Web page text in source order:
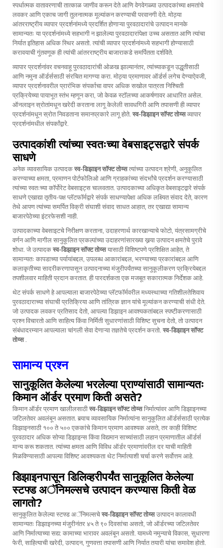
स्पर्धात्मक वातावरणाची तात्काळ जाणीव करून देते आणि वेगवेगळ्या उत्पादकांच्या क्षमतांचे
लवकर आणि एकाच जागी तुलनात्मक मूल्यांकन करण्याची परवानगी देते. मोठ्या
आंतरराष्ट्रीय व्यापार प्रदर्शनांमध्ये प्रदर्शित होणाऱ्या पुरवठादारांचे उत्पादन मानके
सामान्यतः या प्रदर्शनांमध्ये सहभागी न झालेल्या पुरवठादारांपेक्षा उच्च असतात आणि त्यांचा
निर्यात इतिहास अधिक स्थिर असतो. त्यांची व्यापार प्रदर्शनांमध्ये सहभागी होण्यासाठी
करावयाची गुंतवणूक ही त्यांची आंतरराष्ट्रीय बाजाराकडे समर्पितता दर्शविते.
व्यापार प्रदर्शनांवर वचनवाहू पुरवठादारांची ओळख झाल्यानंतर, त्यांच्याकडून उद्धृतीसाठी
आणि नमुना ऑर्डर्ससाठी संरचित मागण्या करा. मोठ्या प्रमाणावर ऑर्डर्स लगेच देण्याऐवजी,
व्यापार प्रदर्शनावरील प्रारंभिक संपर्काचा वापर अधिक सखोल पात्रता निश्चिती
प्रक्रियेच्या पायाभूत स्तंभ म्हणून करा, जो केवळ स्टॉलच्या आकर्षणावर आधारित असेल.
ऑनलाइन स्रोतांमधून खरेदी करताना लागू केलेली सावधगिरी आणि तपासणी ही व्यापार
प्रदर्शनांमधून स्रोत निवडताना समानप्रकारे लागू होते. स्व-डिझाइन सॉफ्ट तोय्सव्यापार
प्रदर्शनांमधील संपर्कांद्वारे.
उत्पादकांशी त्यांच्या स्वतःच्या वेबसाइट्सद्वारे संपर्क
साधणे
अनेक व्यावसायिक उत्पादकस्व-डिझाइन सॉफ्ट तोय्सत्यांच्या उत्पादन श्रेणी, अनुकूलित
करण्याच्या क्षमता, प्रमाणन पोर्टफोलिओ आणि ग्राहकांच्या संदर्भांचे प्रदर्शन करण्यासाठी
त्यांच्या स्वतःच्या कॉर्पोरेट वेबसाइट्स चालवतात. उत्पादकाच्या अधिकृत वेबसाइटद्वारे संपर्क
साधणे एखाद्या तृतीय-पक्ष प्लॅटफॉर्मद्वारे संपर्क साधण्यापेक्षा अधिक लक्ष्यित संवाद देते, कारण
तेथे आपण त्यांच्या समर्पित विक्री संघाशी संवाद साधत आहात, तर एखाद्या सामान्य
बाजारपेठेच्या इंटरफेसशी नाही.
उत्पादकाच्या वेबसाइटचे निरीक्षण करताना, उदाहरणार्थ कारखान्याचे फोटो, यंत्रसामग्रीचे
वर्णन आणि मागील सानुकूलित प्रकल्पांच्या उदाहरणांसारख्या खर्‍या उत्पादन क्षमतेचे पुरावे
शोधा. जे उत्पादकस्व-डिझाइन सॉफ्ट तोय्सयासाठी विशिष्टपणे प्रशिक्षित आहेत, ते
सामान्यतः कापडाच्या पर्यायांबद्दल, उपलब्ध आकारांबद्दल, भरण्याच्या प्रकारांबद्दल आणि
कलाकृतीच्या सादरीकरणापासून उत्पादनाच्या मंजुरीपर्यंतच्या सानुकूलीकरण प्रक्रियेबद्दल
तपशीलवार माहिती प्रदान करतात. ही पारदर्शकता एक मजबूत सकारात्मक निर्देशक आहे.
थेट संपर्क साधणे हे आपल्याला बाजारपेठेच्या प्लॅटफॉर्मवरील मध्यस्थाच्या गतिशीलतेशिवाय
पुरवठादाराच्या संघाची प्रतिक्रिया आणि तांत्रिक ज्ञान यांचे मूल्यांकन करण्याची संधी देते.
जो उत्पादक लवकर प्रतिसाद देतो, आपल्या डिझाइन आवश्यकतांबद्दल स्पष्टीकरणासाठी
प्रश्न विचारतो आणि साहित्य किंवा निर्मिती सुधारणांसाठी विशिष्ट सुचना देतो, तो उत्पादन
संबंधादरम्यान आपल्याला चांगली सेवा देणाऱ्या तज्ञतेचे प्रदर्शन करतो. स्व-डिझाइन सॉफ्ट
तोय्स.
सामान्य प्रश्न
सानुकूलित केलेल्या भरलेल्या प्राण्यांसाठी सामान्यतः
किमान ऑर्डर प्रमाण किती असते?
किमान ऑर्डर प्रमाण खालीलसाठीस्व-डिझाइन सॉफ्ट तोय्सनिर्मात्यांवर आणि डिझाइनच्या
जटिलतेवर अवलंबून असतात. बर्‍याच व्यावसायिक निर्मात्यांना सानुकूलित ऑर्डर्ससाठी प्रत्येक
डिझाइनसाठी १०० ते ५०० एककांचे किमान प्रमाण आवश्यक असते, तर काही विशिष्ट
पुरवठादार अधिक सोप्या डिझाइन्स किंवा विद्यमान साच्यांसाठी लहान प्रमाणातील ऑर्डर्स
मान्य करू शकतात. त्यांच्या क्षमता आणि विविध ऑर्डर प्रमाणांवरील दर याची माहिती
मिळविण्यासाठी आपल्या विशिष्ट आवश्यकता थेट निर्मात्याशी चर्चा करणे सर्वोत्तम आहे.
डिझाइनपासून डिलिव्हरीपर्यंत सानुकूलित केलेल्या
स्टफ्ड अॅनिमल्सचे उत्पादन करण्यास किती वेळ
लागतो?
सानुकूलित केलेल्या स्टफ्ड अॅनिमल्सचेस्व-डिझाइन सॉफ्ट तोय्सउत्पादन कालावधी
सामान्यतः डिझाइनच्या मंजुरीनंतर ४५ ते ९० दिवसांचा असतो, जो ऑर्डरच्या जटिलतेवर
आणि निर्मात्याच्या सद्य: कामाच्या भारावर अवलंबून असतो. यामध्ये नमुन्याचे विकास, सुधारणा
फेरी, साहित्याची खरेदी, उत्पादन, गुणवत्ता तपासणी आणि निर्यात तयारी यांचा समावेश होतो.